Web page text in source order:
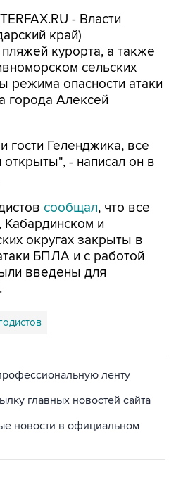
- Власти
край)
курорта, а также
сельских
режима опасности атаки
города Алексей
Геленджика, все
- написал он в
сообщал, что все
и
округах закрыты в
БПЛА и с работой
введены для
ленту
главных новостей сайта
новости в официальном